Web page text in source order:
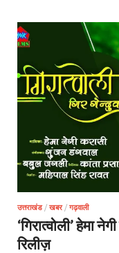
उत्तराखंड/ खबर/ गढ़वाली
‘गिरात्वोली’ हेमा
रिलीज़